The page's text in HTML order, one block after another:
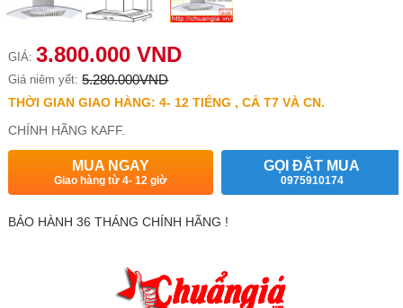
GIÁ: 3.800.000 VND
Giá niêm yết: 5.280.000VND
THỜI GIAN GIAO HÀNG: 4- 12 TIẾNG , CẢ T7 VÀ CN.
CHÍNH HÃNG KAFF.
MUA NGAY
Giao hàng từ 4- 12 giờ
GỌI ĐẶT MUA
0975910174
BẢO HÀNH 36 THÁNG CHÍNH HÃNG !